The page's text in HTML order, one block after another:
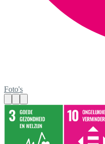
Foto's